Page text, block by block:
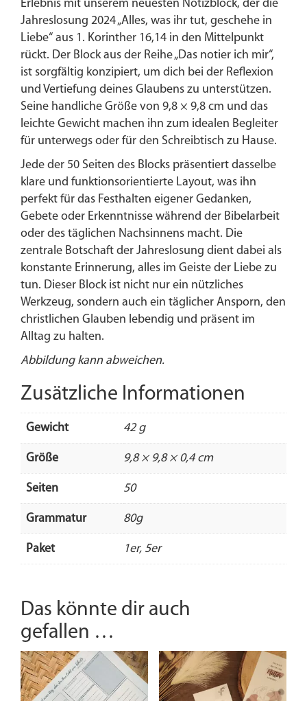
Erlebnis mit unserem neuesten Notizblock, der die
Jahreslosung 2024 „Alles, was ihr tut, geschehe in
Liebe“ aus 1. Korinther 16,14 in den Mittelpunkt
rückt. Der Block aus der Reihe „Das notier ich mir“,
ist sorgfältig konzipiert, um dich bei der Reflexion
und Vertiefung deines Glaubens zu unterstützen.
Seine handliche Größe von 9,8 × 9,8 cm und das
leichte Gewicht machen ihn zum idealen Begleiter
für unterwegs oder für den Schreibtisch zu Hause.
Jede der 50 Seiten des Blocks präsentiert dasselbe
klare und funktionsorientierte Layout, was ihn
perfekt für das Festhalten eigener Gedanken,
Gebete oder Erkenntnisse während der Bibelarbeit
oder des täglichen Nachsinnens macht. Die
zentrale Botschaft der Jahreslosung dient dabei als
konstante Erinnerung, alles im Geiste der Liebe zu
tun. Dieser Block ist nicht nur ein nützliches
Werkzeug, sondern auch ein täglicher Ansporn, den
christlichen Glauben lebendig und präsent im
Alltag zu halten.
Abbildung kann abweichen.
Zusätzliche Informationen
Gewicht 42 g
Größe 9,8 × 9,8 × 0,4 cm
Seiten 50
Grammatur 80g
Paket 1er, 5er
Das könnte dir auch
gefallen …